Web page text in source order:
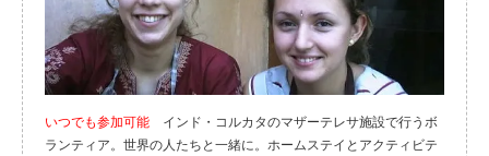
いつでも参加可能 インド・コルカタのマザーテレサ施設で行うボ
ランティア。世界の人たちと一緒に。ホームステイとアクティビテ